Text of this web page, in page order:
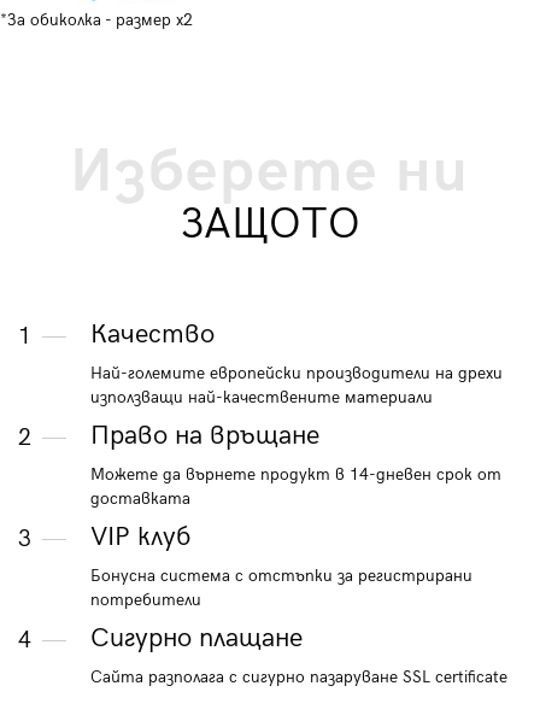
*За обиколка - размер x2
Изберете ни
ЗАЩОТО
1 Качество
Най-големите европейски производители на дрехи
използващи най-качествените материали
2 Право на връщане
Можете да върнете продукт в 14-дневен срок от
доставката
3 VIP клуб
Бонусна система с отстъпки за регистрирани
потребители
4 Сигурно плащане
Сайта разполага с сигурно пазаруване SSL certificate